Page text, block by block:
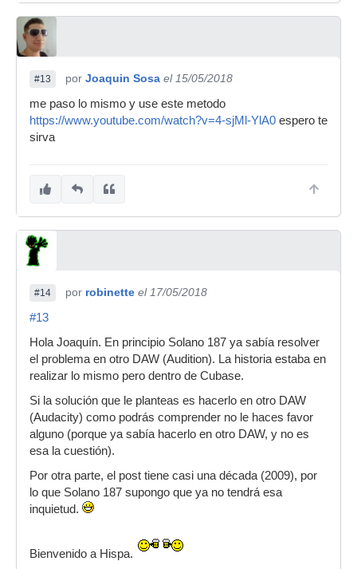
#13 por Joaquin Sosa el 15/05/2018
me paso lo mismo y use este metodo
https://www.youtube.com/watch?v=4-sjMl-YlA0 espero te
sirva
#14 por robinette el 17/05/2018
#13
Hola Joaquín. En principio Solano 187 ya sabía resolver
el problema en otro DAW (Audition). La historia estaba en
realizar lo mismo pero dentro de Cubase.
Si la solución que le planteas es hacerlo en otro DAW
(Audacity) como podrás comprender no le haces favor
alguno (porque ya sabía hacerlo en otro DAW, y no es
esa la cuestión).
Por otra parte, el post tiene casi una década (2009), por
lo que Solano 187 supongo que ya no tendrá esa
inquietud.
Bienvenido a Hispa.